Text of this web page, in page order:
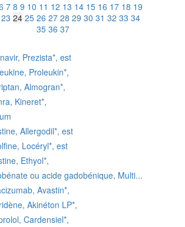
7 8 9 10 11 12 13 14 15 16 17 18 19
23 24 25 26 27 28 29 30 31 32 33 34
35 36 37
Prezista*, est
Proleukin*,
Almogran*,
Kineret*,
Allergodil*, est
Locéryl*, est
Ethyol*,
ou acide gadobénique, Multi...
Avastin*,
Akinéton LP*,
Cardensiel*,